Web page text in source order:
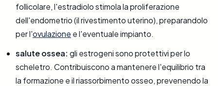
follicolare, l'estradiolo stimola la proliferazione
dell'endometrio (il rivestimento uterino), preparandolo
per l'ovulazione e l'eventuale impianto.
salute ossea: gli estrogeni sono protettivi per lo
scheletro. Contribuiscono a mantenere l'equilibrio tra
la formazione e il riassorbimento osseo, prevenendo la